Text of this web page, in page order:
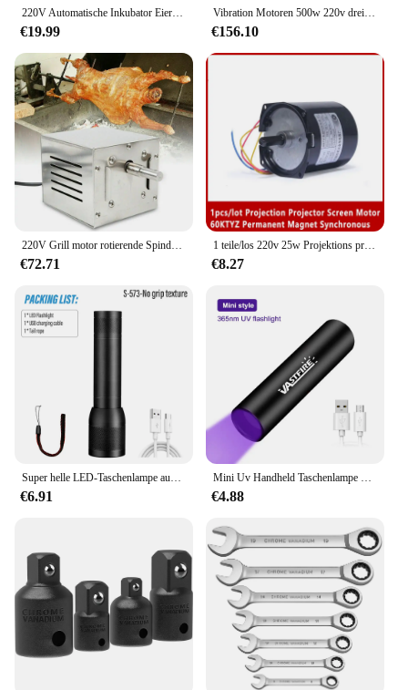
220V Automatische Inkubator Eier Hatcher Motor Reversible Ausgerichtet Motor 2,5 min Q0KA
€19.99
Vibration Motoren 500w 220v drei phase
€156.10
220V Grill motor rotierende Spindel Edelstahl Motor Grill motor 60kg 25w 12x11x10cm langlebig und nicht leicht zu rosten EU-Stecker
€72.71
1 teile/los 220v 25w Projektions projektor Bildschirm motor 60ktyz Permanentmagnet-Synchron motor elektrisches Silber
€8.27
€6.91 €4.88